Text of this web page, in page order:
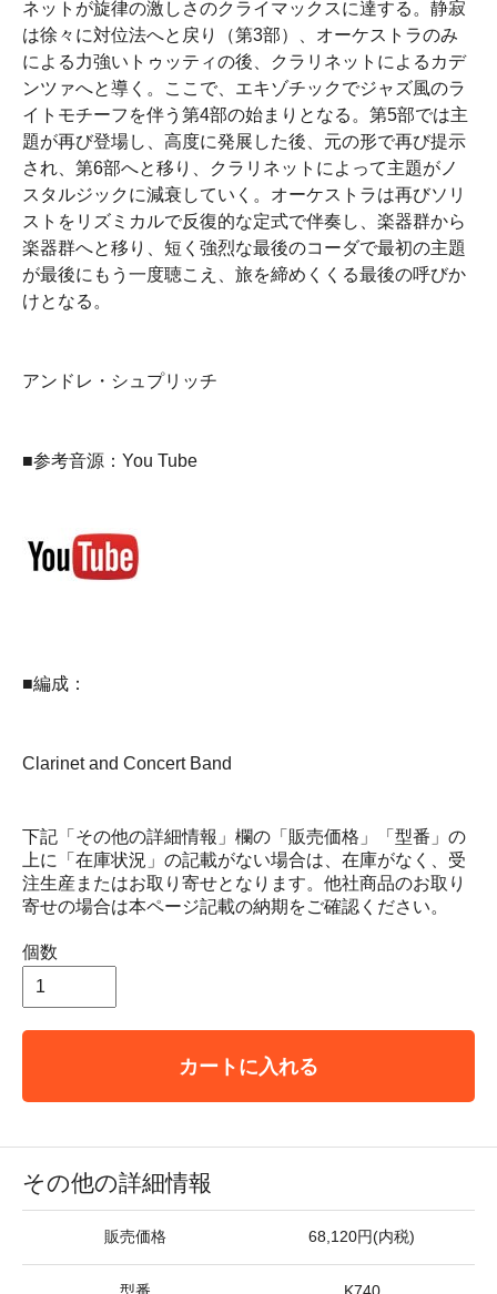
ネットが旋律の激しさのクライマックスに達する。静寂
は徐々に対位法へと戻り（第3部）、オーケストラのみ
による力強いトゥッティの後、クラリネットによるカデ
ンツァへと導く。ここで、エキゾチックでジャズ風のラ
イトモチーフを伴う第4部の始まりとなる。第5部では主
題が再び登場し、高度に発展した後、元の形で再び提示
され、第6部へと移り、クラリネットによって主題がノ
スタルジックに減衰していく。オーケストラは再びソリ
ストをリズミカルで反復的な定式で伴奏し、楽器群から
楽器群へと移り、短く強烈な最後のコーダで最初の主題
が最後にもう一度聴こえ、旅を締めくくる最後の呼びか
けとなる。
アンドレ・シュプリッチ
■参考音源：You Tube
■編成：
Clarinet and Concert Band
下記「その他の詳細情報」欄の「販売価格」「型番」の
上に「在庫状況」の記載がない場合は、在庫がなく、受
注生産またはお取り寄せとなります。他社商品のお取り
寄せの場合は本ページ記載の納期をご確認ください。
個数
カートに入れる
その他の詳細情報
販売価格 68,120円(内税)